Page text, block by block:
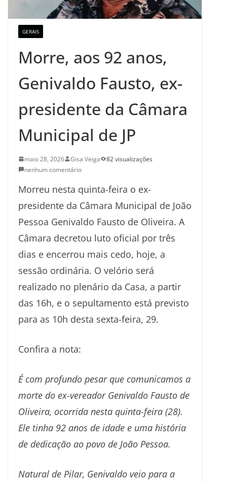
GERAIS
Morre, aos 92 anos,
Genivaldo Fausto, ex-
presidente da Câmara
Municipal de JP
maio 28, 2026 Gisa Veiga
82 visualizações
nenhum comentário
Morreu nesta quinta-feira o ex-
presidente da Câmara Municipal de João
Pessoa Genivaldo Fausto de Oliveira. A
Câmara decretou luto oficial por três
dias e encerrou mais cedo, hoje, a
sessão ordinária. O velório será
realizado no plenário da Casa, a partir
das 16h, e o sepultamento está previsto
para as 10h desta sexta-feira, 29.
Confira a nota:
É com profundo pesar que comunicamos a
morte do ex-vereador Genivaldo Fausto de
Oliveira, ocorrida nesta quinta-feira (28).
Ele tinha 92 anos de idade e uma história
de dedicação ao povo de João Pessoa.
Natural de Pilar, Genivaldo veio para a